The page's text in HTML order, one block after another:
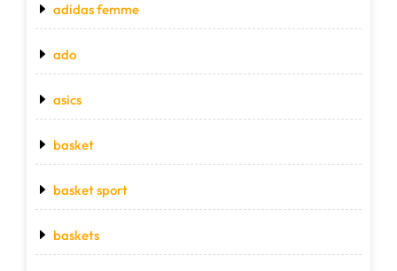
adidas femme
ado
asics
basket
basket sport
baskets